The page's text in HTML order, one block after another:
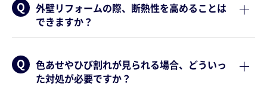
外壁リフォームの際、断熱性を高めることは
できますか？
色あせやひび割れが見られる場合、どういっ
た対処が必要ですか？